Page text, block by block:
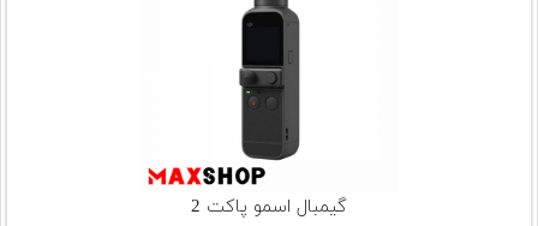
گیمبال اسمو پاکت 2